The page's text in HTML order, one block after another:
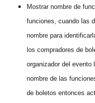
Mostrar nombre de
funciones, cuando las
nombre para
los compradores de
organizador del evento
nombre de las
de boletos entonces